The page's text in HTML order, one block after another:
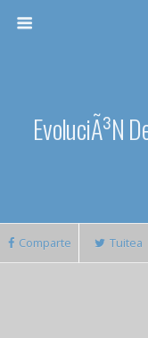
EvoluciÃ³n
Comparte Tuitea